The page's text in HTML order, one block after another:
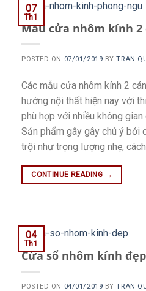
Mẫu cửa nhôm kính 2
POSTED ON 07/01/2019 BYTRAN
07
Th1
Các mẫu cửa nhôm kính 2
hướng nội thất hiện nay với
phù hợp với nhiều không gian
Sản phẩm gây gây chú ý bởi
trội như trọng lượng nhẹ,
CONTINUE READING →
Cửa sổ nhôm kính đẹp
POSTED ON 04/01/2019 BYTRAN
04
Th1